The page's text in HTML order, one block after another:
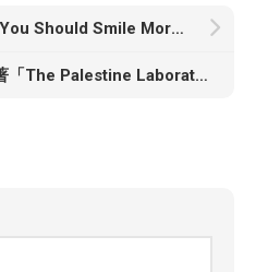
The Band of Sisters著「You Should Smile More: How to Dismantle Gender Bias in the Workplace」
Antony Loewenstein著「The Palestine Laboratory: How Israel Exports the Technology of Occupation Around the World」